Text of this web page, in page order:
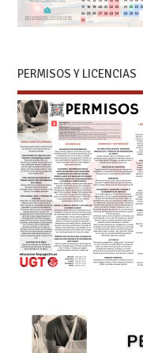
PERMISOS Y LICENCIAS